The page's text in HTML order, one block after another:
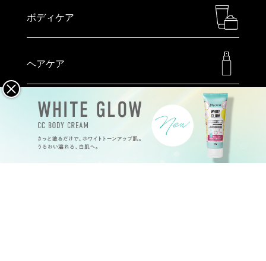
ボディケア
ヘアケア
メイクアップ